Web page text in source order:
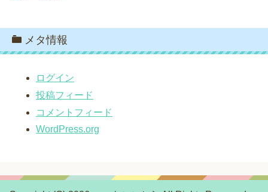
メタ情報
ログイン
投稿フィード
コメントフィード
WordPress.org